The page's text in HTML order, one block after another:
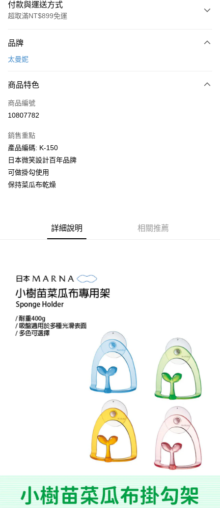
付款與運送方式
超取滿NT$899免運
信用卡一次付款
Apple Pay
街口支付
Google Pay
全盈+PAY
大哥付你分期
相關說明
流程，驗證手機門號後，選擇欲分期的期數、繳款截止日，確認付款後即完
【繳款方式說明】
1.分期款項不併入電信帳單，「大哥付你分期」於每月結算日後寄送繳費提
醒簡訊。
2.透過簡訊連結打開帳單後，可選擇「超商條碼／台灣大直營門市／銀行轉
帳／街口支付／iPASS MONEY」等通路繳費。
【注意事項】
1.本服務係由「台灣大哥大股份有限公司」（以下簡稱本公司）所提供，讓
用戶於交易時，得透過本服務購買商品或服務，並由商店將買賣／分期付款
買賣價金債權讓與本公司後，依約使用本公司帳單繳交帳款。
2.基於同意付款使用「大哥付你分期」之契約關係目的，商店將以您的個人
資料（包含姓名、電話或地址）提供予台灣大哥大進項蒐集、處理及利用，
由本公司與您本人進行分期帳單所需資料之確認、核對及更正。
3.完整用戶服務條款，請詳閱以下連結：https://oppay.tw/userRule
【關於「AFTEE先享後付」】
AFTEE先享後付是「在收到商品之後才付款」的支付方式。 讓您購物簡單
３．安心：先確認商品／服務後，再付款。
【「AFTEE先享後付」結帳流程】
１．於結帳方式選擇「AFTEE先享後付」後，將跳轉至「AFTEE先享後付」
結帳頁面，進行簡訊認證並確認金額後，即可完成結帳。
２．訂單成立數日內，您將收到繳費通知簡訊。
３．收到繳費通知簡訊後14天內，點擊此簡訊中的連結，可透過四大超商／
ATM／網路銀行／等多元方式進行付款，方視為交易完成。
※ 請注意：結帳手續完成當下不需立刻繳費，但若您需要取消訂單，請聯絡
購買商品的店家。未經商家同意取消之訂單仍視為有效，需透過AFTEE先享
※ 交易是否成功請以「AFTEE先享後付 」之結帳頁面顯示為準，若有關於
是否繳費成功／繳費後需取消欲退款等相關疑問，請聯繫「AFTEE先享後付
https://netprotections.freshdesk.com/support/home
１．透過由恩沛科技股份有限公司提供之「AFTEE先享後付」服務完成之交
易，需依本服務之必要範圍內提供個人資料，並將交易相關給付款項請求債
權轉讓予恩沛科技股份有限公司。
２．關於個人資料處理事宜，請瀏覽以下網址：
３．未成年的使用者請事先徵得法定代理人或監護人之同意方可使用
「AFTEE先享後付」，若未經同意申辦者引起之損失，本公司不負相關責
任。
４．使用「AFTEE先享後付」時，將依據個別帳號之用戶狀況，依本公司即
時審查核予不同之上限額度；若仍有額度不足之情形，本公司將視審查結果
請求用戶進行身份認證。
付款後全家取貨
每筆NT$70，滿NT$899(含以上)免運費
付款後7-11取貨
每筆NT$70，滿NT$899(含以上)免運費
每筆NT$100，滿NT$1,000(含以上)免運費
京站台北店客服中心(1F星巴克旁) 即日起不提供京站紙袋，取件時
請自備購物袋，若需購買紙袋可現場詢問
品牌
太曼妮
商品特色
商品編號
10807782
銷售重點
產品編碼: K-150
日本微笑設計百年品牌
可做掛勾使用
保持菜瓜布乾燥
詳細說明 相關推薦